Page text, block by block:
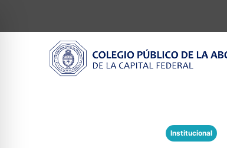
Institucional